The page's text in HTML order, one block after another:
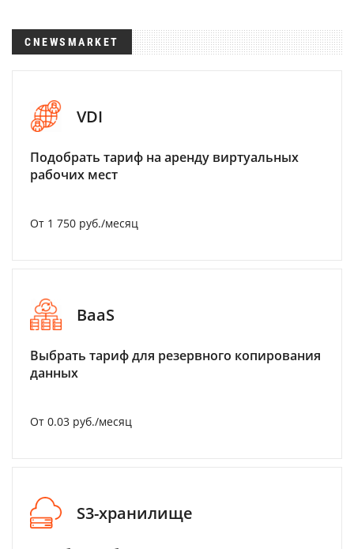
CNEWSMARKET
VDI
Подобрать тариф на аренду виртуальных
рабочих мест
От 1 750 руб./месяц
BaaS
Выбрать тариф для резервного копирования
данных
От 0.03 руб./месяц
S3-хранилище